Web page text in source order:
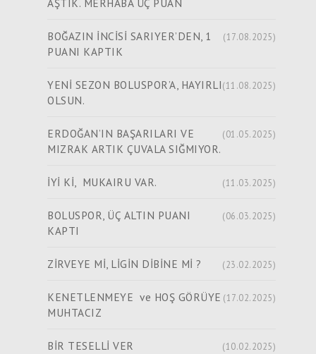
AŞTIK. MERHABA ÜÇ PUAN
BOĞAZIN İNCİSİ SARIYER’DEN, 1
PUANI KAPTIK
(17.08.2025)
YENİ SEZON BOLUSPOR’A, HAYIRLI
OLSUN.
(11.08.2025)
ERDOĞAN’IN BAŞARILARI VE
MIZRAK ARTIK ÇUVALA SIĞMIYOR.
(01.05.2025)
İYİ Kİ, MUKAIRU VAR. (11.03.2025)
BOLUSPOR, ÜÇ ALTIN PUANI
KAPTI
(06.03.2025)
ZİRVEYE Mİ, LİGİN DİBİNE Mİ ? (23.02.2025)
KENETLENMEYE ve HOŞ GÖRÜYE
MUHTACIZ
(17.02.2025)
BİR TESELLİ VER (10.02.2025)